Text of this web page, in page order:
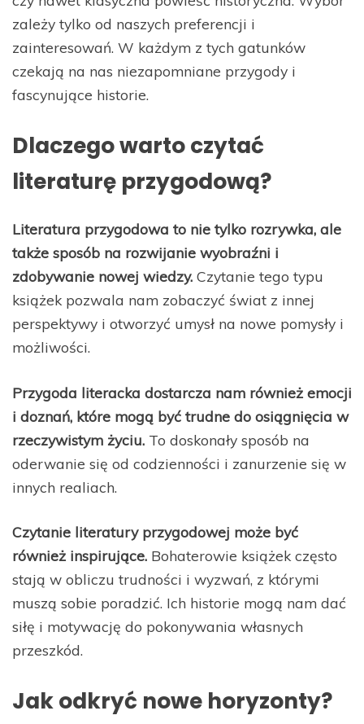
zależy tylko od naszych preferencji i
zainteresowań. W każdym z tych gatunków
czekają na nas niezapomniane przygody i
fascynujące historie.
Dlaczego warto czytać
literaturę przygodową?
Literatura przygodowa to nie tylko rozrywka, ale
także sposób na rozwijanie wyobraźni i
zdobywanie nowej wiedzy. Czytanie tego typu
książek pozwala nam zobaczyć świat z innej
perspektywy i otworzyć umysł na nowe pomysły i
możliwości.
Przygoda literacka dostarcza nam również emocji
i doznań, które mogą być trudne do osiągnięcia w
rzeczywistym życiu. To doskonały sposób na
oderwanie się od codzienności i zanurzenie się w
innych realiach.
Czytanie literatury przygodowej może być
również inspirujące. Bohaterowie książek często
stają w obliczu trudności i wyzwań, z którymi
muszą sobie poradzić. Ich historie mogą nam dać
siłę i motywację do pokonywania własnych
przeszkód.
Jak odkryć nowe horyzonty?